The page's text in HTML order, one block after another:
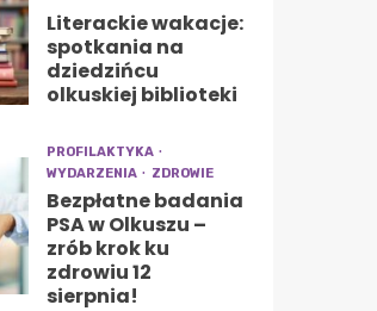
Literackie wakacje:
spotkania na
dziedzińcu
olkuskiej biblioteki
PROFILAKTYKA
WYDARZENIA
ZDROWIE
Bezpłatne badania
PSA w Olkuszu –
zrób krok ku
zdrowiu 12
sierpnia!